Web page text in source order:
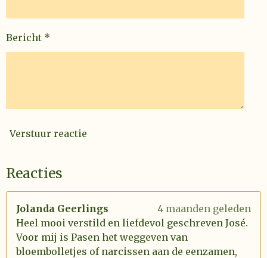
Bericht *
Verstuur reactie
Reacties
Jolanda Geerlings
4 maanden geleden
Heel mooi verstild en liefdevol geschreven José.
Voor mij is Pasen het weggeven van
bloembolletjes of narcissen aan de eenzamen,